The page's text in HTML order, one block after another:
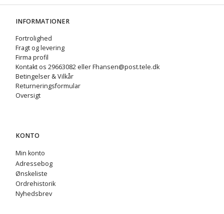
INFORMATIONER
Fortrolighed
Fragt og levering
Firma profil
Kontakt os 29663082 eller Fhansen@post.tele.dk
Betingelser & Vilkår
Returneringsformular
Oversigt
KONTO
Min konto
Adressebog
Ønskeliste
Ordrehistorik
Nyhedsbrev